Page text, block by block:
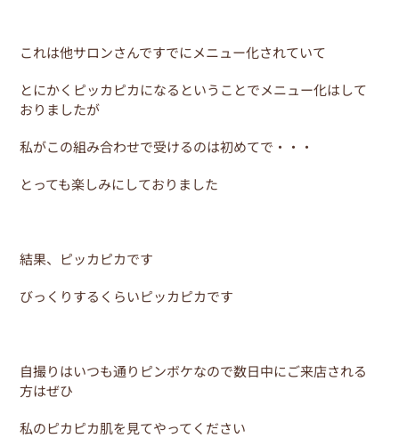
これは他サロンさんですでにメニュー化されていて
とにかくピッカピカになるということでメニュー化はして
おりましたが
私がこの組み合わせで受けるのは初めてで・・・
とっても楽しみにしておりました
結果、ピッカピカです
びっくりするくらいピッカピカです
自撮りはいつも通りピンボケなので数日中にご来店される
方はぜひ
私のピカピカ肌を見てやってください